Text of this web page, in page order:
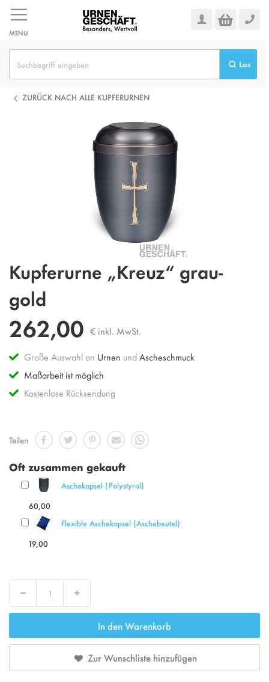
Inhalt
springen
MENU
Los
ZURÜCK NACH ALLE KUPFERURNEN
Anfang
Bildgalerie
springen
Kupferurne „Kreuz“ grau-
gold
262,00 € inkl. MwSt.
Große Auswahl an Urnen undAscheschmuck
Maßarbeit ist möglich
Kostenlose Rücksendung
Teilen
Oft zusammen gekauft
Aschekapsel (Polystyrol)
60,00
Flexible Aschekapsel (Aschebeutel)
19,00
Decrease Increase
In den Warenkorb
Zur Wunschliste hinzufügen